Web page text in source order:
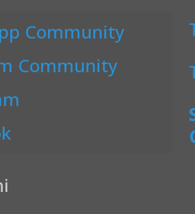
Community
Community